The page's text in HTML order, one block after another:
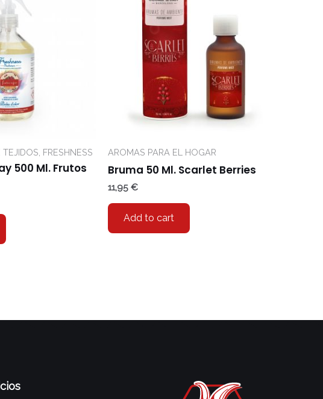
FRESHNESS
500 Ml. Frutos
AROMAS PARA EL HOGAR
Bruma 50 Ml. Scarlet Berries
11,95 €
Add to cart